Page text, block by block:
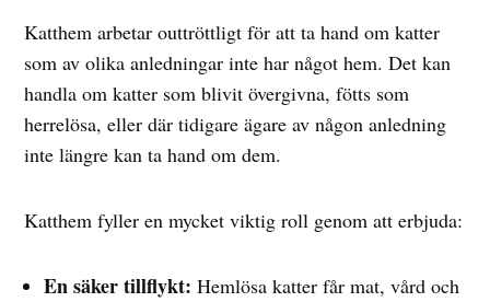
Katthem arbetar outtröttligt för att ta hand om katter
som av olika anledningar inte har något hem. Det kan
handla om katter som blivit övergivna, fötts som
herrelösa, eller där tidigare ägare av någon anledning
inte längre kan ta hand om dem.
Katthem fyller en mycket viktig roll genom att erbjuda:
En säker tillflykt: Hemlösa katter får mat, vård och